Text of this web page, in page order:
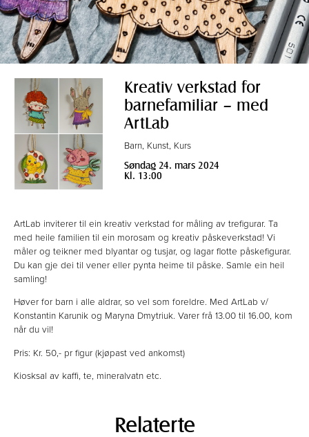
ArtLab inviterer til ein kreativ verkstad for måling av trefigurar. Ta
med heile familien til ein morosam og kreativ påskeverkstad! Vi
måler og teikner med blyantar og tusjar, og lagar flotte påskefigurar.
Du kan gje dei til vener eller pynta heime til påske. Samle ein heil
samling!
Høver for barn i alle aldrar, so vel som foreldre. Med ArtLab v/
Konstantin Karunik og Maryna Dmytriuk. Varer frå 13.00 til 16.00, kom
når du vil!
Pris: Kr. 50,- pr figur (kjøpast ved ankomst)
Kiosksal av kaffi, te, mineralvatn etc.
Kreativ verkstad for
barnefamiliar – med
ArtLab
Barn, Kunst, Kurs
Søndag 24. mars 2024
Kl. 13:00
Relaterte